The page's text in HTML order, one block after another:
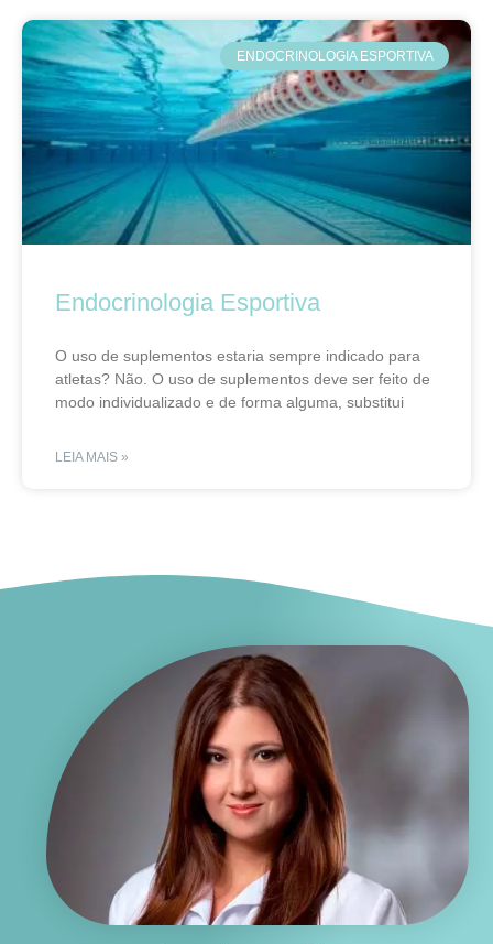
ENDOCRINOLOGIA ESPORTIVA
Endocrinologia Esportiva
O uso de suplementos estaria sempre indicado para
atletas? Não. O uso de suplementos deve ser feito de
modo individualizado e de forma alguma, substitui
LEIA MAIS »